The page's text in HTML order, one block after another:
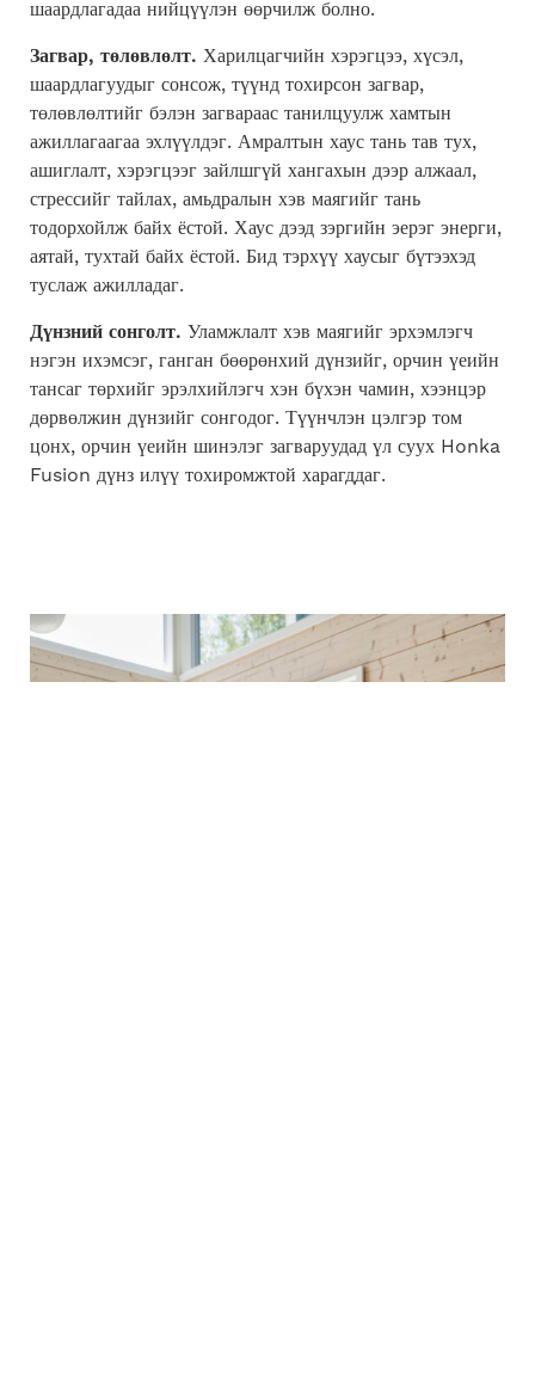
шаардлагадаа нийцүүлэн өөрчилж болно.
Загвар, төлөвлөлт. Харилцагчийн хэрэгцээ, хүсэл,
шаардлагуудыг сонсож, түүнд тохирсон загвар,
төлөвлөлтийг бэлэн загвараас танилцуулж хамтын
ажиллагаагаа эхлүүлдэг. Амралтын хаус тань тав тух,
ашиглалт, хэрэгцээг зайлшгүй хангахын дээр алжаал,
стрессийг тайлах, амьдралын хэв маягийг тань
тодорхойлж байх ёстой. Хаус дээд зэргийн эерэг энерги,
аятай, тухтай байх ёстой. Бид тэрхүү хаусыг бүтээхэд
туслаж ажилладаг.
Дүнзний сонголт. Уламжлалт хэв маягийг эрхэмлэгч
нэгэн ихэмсэг, ганган бөөрөнхий дүнзийг, орчин үеийн
тансаг төрхийг эрэлхийлэгч хэн бүхэн чамин, хээнцэр
дөрвөлжин дүнзийг сонгодог. Түүнчлэн цэлгэр том
цонх, орчин үеийн шинэлэг загваруудад үл суух Honka
Fusion дүнз илүү тохиромжтой харагддаг.